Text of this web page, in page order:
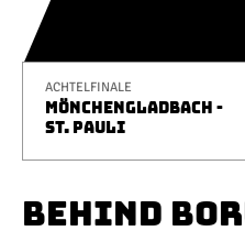
ACHTELFINALE
MÖNCHENGLADBACH -
ST. PAULI
BEHIND